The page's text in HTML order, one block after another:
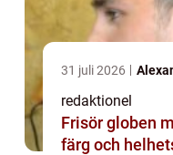
31 juli 2026
redaktionel
Frisör globen modern salong för hår,
färg och